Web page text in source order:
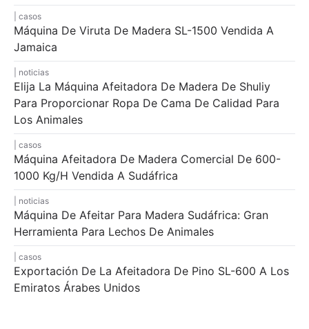
casos
Máquina De Viruta De Madera SL-1500 Vendida A
Jamaica
noticias
Elija La Máquina Afeitadora De Madera De Shuliy
Para Proporcionar Ropa De Cama De Calidad Para
Los Animales
casos
Máquina Afeitadora De Madera Comercial De 600-
1000 Kg/h Vendida A Sudáfrica
noticias
Máquina De Afeitar Para Madera Sudáfrica: Gran
Herramienta Para Lechos De Animales
casos
Exportación De La Afeitadora De Pino SL-600 A Los
Emiratos Árabes Unidos